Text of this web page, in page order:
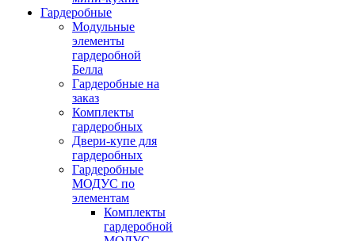
Гардеробные
Модульные
элементы
гардеробной
Белла
Гардеробные на
заказ
Комплекты
гардеробных
Двери-купе для
гардеробных
Гардеробные
МОДУС по
элементам
Комплекты
гардеробной